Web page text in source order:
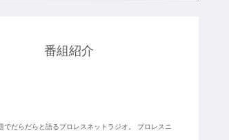
番組紹介
でだらだらと語るプロレスネットラジオ。 プロレスニ